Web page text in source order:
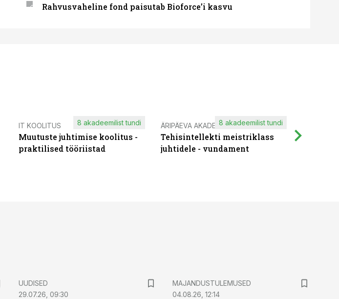
Rahvusvaheline fond paisutab Bioforce’i kasvu
IT KOOLITUS
Muutuste juhtimise koolitus -
praktilised tööriistad
8 akadeemilist tundi ÄRIPÄEVA AKADEEMIA
Tehisintellekti meistriklass
juhtidele - vundament
8 akadeemilist tundi
UUDISED
29.07.26, 09:30
MAJANDUSTULEMUSED
04.08.26, 12:14